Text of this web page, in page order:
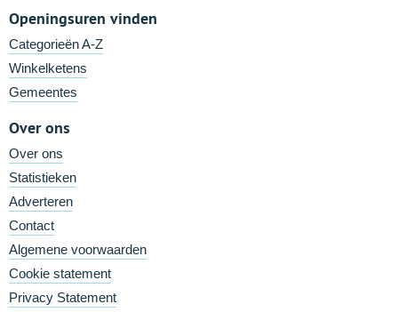
Openingsuren vinden
Categorieën A-Z
Winkelketens
Gemeentes
Over ons
Over ons
Statistieken
Adverteren
Contact
Algemene voorwaarden
Cookie statement
Privacy Statement